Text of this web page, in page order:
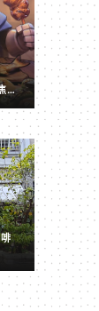
年！特設
糖
動